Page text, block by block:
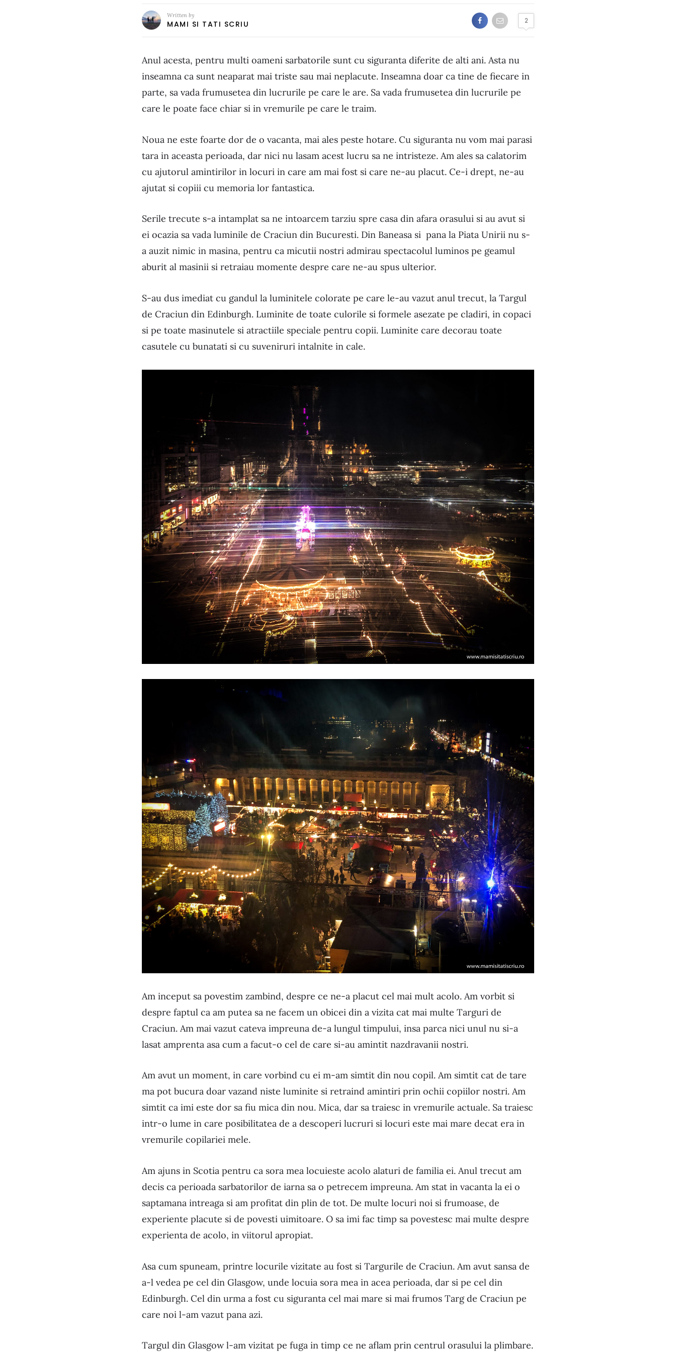
Written by
MAMI SI TATI SCRIU 2
Anul acesta, pentru multi oameni sarbatorile sunt cu siguranta diferite de alti ani. Asta nu
inseamna ca sunt neaparat mai triste sau mai neplacute. Inseamna doar ca tine de fiecare in
parte, sa vada frumusetea din lucrurile pe care le are. Sa vada frumusetea din lucrurile pe
care le poate face chiar si in vremurile pe care le traim.
Noua ne este foarte dor de o vacanta, mai ales peste hotare. Cu siguranta nu vom mai parasi
tara in aceasta perioada, dar nici nu lasam acest lucru sa ne intristeze. Am ales sa calatorim
cu ajutorul amintirilor in locuri in care am mai fost si care ne-au placut. Ce-i drept, ne-au
ajutat si copiii cu memoria lor fantastica.
Serile trecute s-a intamplat sa ne intoarcem tarziu spre casa din afara orasului si au avut si
ei ocazia sa vada luminile de Craciun din Bucuresti. Din Baneasa si pana la Piata Unirii nu s-
a auzit nimic in masina, pentru ca micutii nostri admirau spectacolul luminos pe geamul
aburit al masinii si retraiau momente despre care ne-au spus ulterior.
S-au dus imediat cu gandul la luminitele colorate pe care le-au vazut anul trecut, la Targul
de Craciun din Edinburgh. Luminite de toate culorile si formele asezate pe cladiri, in copaci
si pe toate masinutele si atractiile speciale pentru copii. Luminite care decorau toate
casutele cu bunatati si cu suveniruri intalnite in cale.
Am inceput sa povestim zambind, despre ce ne-a placut cel mai mult acolo. Am vorbit si
despre faptul ca am putea sa ne facem un obicei din a vizita cat mai multe Targuri de
Craciun. Am mai vazut cateva impreuna de-a lungul timpului, insa parca nici unul nu si-a
lasat amprenta asa cum a facut-o cel de care si-au amintit nazdravanii nostri.
Am avut un moment, in care vorbind cu ei m-am simtit din nou copil. Am simtit cat de tare
ma pot bucura doar vazand niste luminite si retraind amintiri prin ochii copiilor nostri. Am
simtit ca imi este dor sa fiu mica din nou. Mica, dar sa traiesc in vremurile actuale. Sa traiesc
intr-o lume in care posibilitatea de a descoperi lucruri si locuri este mai mare decat era in
vremurile copilariei mele.
Am ajuns in Scotia pentru ca sora mea locuieste acolo alaturi de familia ei. Anul trecut am
decis ca perioada sarbatorilor de iarna sa o petrecem impreuna. Am stat in vacanta la ei o
saptamana intreaga si am profitat din plin de tot. De multe locuri noi si frumoase, de
experiente placute si de povesti uimitoare. O sa imi fac timp sa povestesc mai multe despre
experienta de acolo, in viitorul apropiat.
Asa cum spuneam, printre locurile vizitate au fost si Targurile de Craciun. Am avut sansa de
a-l vedea pe cel din Glasgow, unde locuia sora mea in acea perioada, dar si pe cel din
Edinburgh. Cel din urma a fost cu siguranta cel mai mare si mai frumos Targ de Craciun pe
care noi l-am vazut pana azi.
Targul din Glasgow l-am vizitat pe fuga in timp ce ne aflam prin centrul orasului la plimbare.